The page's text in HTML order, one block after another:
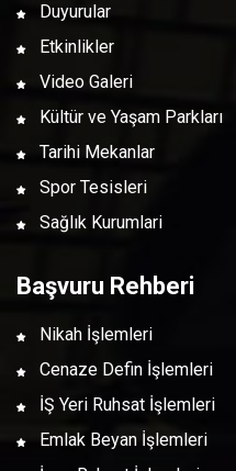
Duyurular
Etkinlikler
Video Galeri
Kültür ve Yaşam Parkları
Tarihi Mekanlar
Spor Tesisleri
Sağlık Kurumlari
Başvuru Rehberi
Nikah İşlemleri
Cenaze Defin İşlemleri
İŞ Yeri Ruhsat İşlemleri
Emlak Beyan İşlemleri